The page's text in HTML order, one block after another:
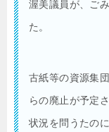
渥美議員が、ご
た。
古紙等の資源集
らの廃止が予定
状況を問うたの